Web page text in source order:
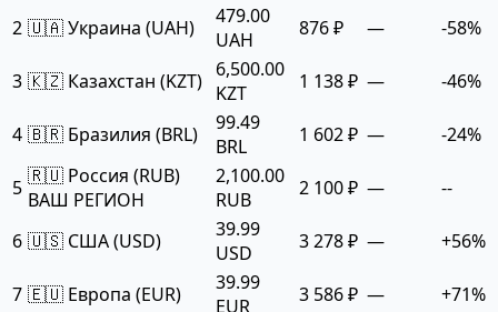
2 🇺🇦 Украина (UAH)
479.00
UAH
876 ₽ — -58%
3 🇰🇿 Казахстан (KZT) 6,500.00
KZT
1 138 ₽ — -46%
4 🇧🇷 Бразилия (BRL)
99.49
BRL
1 602 ₽ — -24%
5 🇷🇺 Россия (RUB)
ВАШ РЕГИОН
2,100.00
RUB
2 100 ₽ — --
6 🇺🇸 США (USD)
39.99
USD
3 278 ₽ — +56%
7 🇪🇺 Европа (EUR)
39.99
EUR
3 586 ₽ — +71%